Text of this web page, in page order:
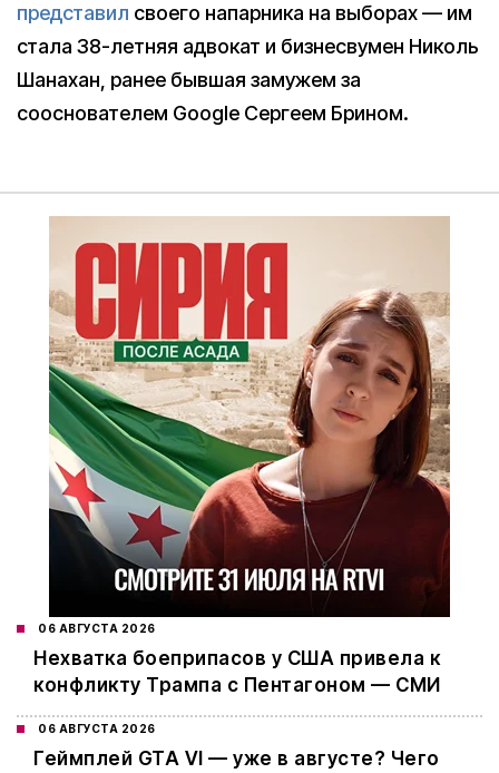
представил своего напарника на выборах — им
стала 38-летняя адвокат и бизнесвумен Николь
Шанахан, ранее бывшая замужем за
сооснователем Google Сергеем Брином.
06 АВГУСТА 2026
Нехватка боеприпасов у США привела к
конфликту Трампа с Пентагоном — СМИ
06 АВГУСТА 2026
Геймплей GTA VI — уже в августе? Чего